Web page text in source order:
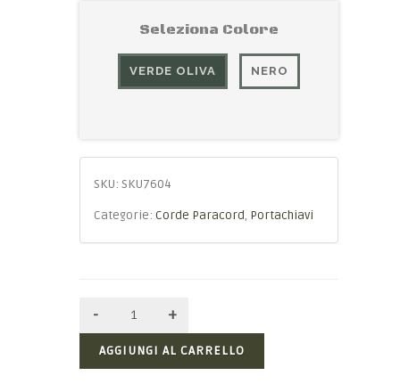
Seleziona Colore
VERDE OLIVA NERO
SKU: SKU7604
Categorie: Corde Paracord, Portachiavi
AGGIUNGI AL CARRELLO